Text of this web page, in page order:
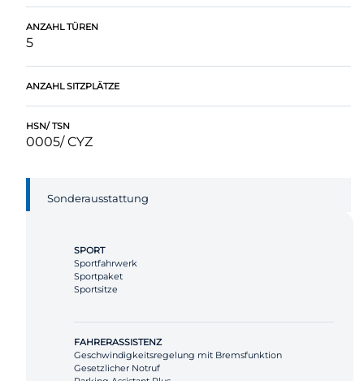
ANZAHL TÜREN
5
ANZAHL SITZPLÄTZE
HSN/ TSN
0005/ CYZ
Sonderausstattung
SPORT
Sportfahrwerk
Sportpaket
Sportsitze
FAHRERASSISTENZ
Geschwindigkeitsregelung mit Bremsfunktion
Gesetzlicher Notruf